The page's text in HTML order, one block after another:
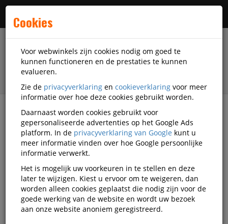
Alle categorieën
Whiteboardwanden Video's
Alle video's
Cookies
Voor webwinkels zijn cookies nodig om goed te
kunnen functioneren en de prestaties te kunnen
evalueren.
Zie de privacyverklaring en cookieverklaring voor meer
informatie over hoe deze cookies gebruikt worden.
Daarnaast worden cookies gebruikt voor
gepersonaliseerde advertenties op het Google Ads
platform. In de privacyverklaring van Google kunt u
meer informatie vinden over hoe Google persoonlijke
informatie verwerkt.
Het is mogelijk uw voorkeuren in te stellen en deze
later te wijzigen. Kiest u ervoor om te weigeren, dan
worden alleen cookies geplaatst die nodig zijn voor de
goede werking van de website en wordt uw bezoek
aan onze website anoniem geregistreerd.